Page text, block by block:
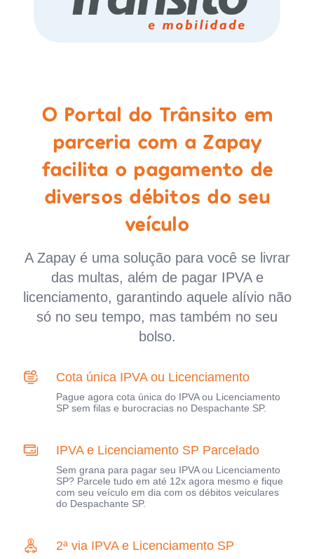
O Portal do Trânsito em
parceria com a Zapay
facilita o pagamento de
diversos débitos do seu
veículo
A Zapay é uma solução para você se livrar
das multas, além de pagar IPVA e
licenciamento, garantindo aquele alívio não
só no seu tempo, mas também no seu
bolso.
Cota única IPVA ou Licenciamento
Pague agora cota única do IPVA ou Licenciamento
SP sem filas e burocracias no Despachante SP.
IPVA e Licenciamento SP Parcelado
Sem grana para pagar seu IPVA ou Licenciamento
SP? Parcele tudo em até 12x agora mesmo e fique
com seu veículo em dia com os débitos veiculares
do Despachante SP.
2ª via IPVA e Licenciamento SP